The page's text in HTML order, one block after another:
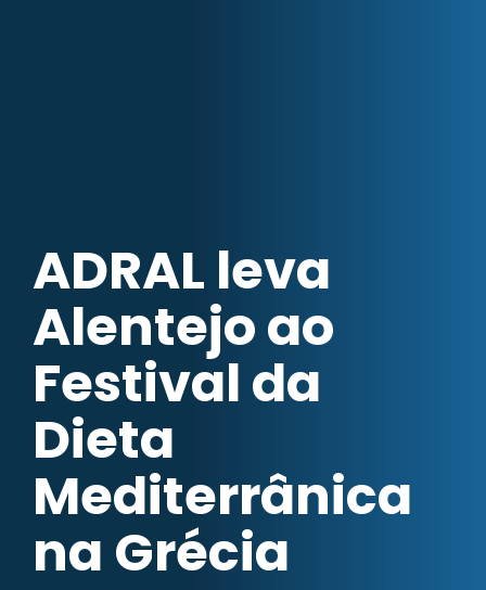
ADRAL leva
Alentejo ao
Festival da
Dieta
Mediterrânica
na Grécia